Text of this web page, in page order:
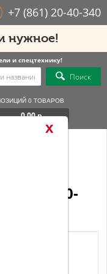
+7 (861) 20-40-340
нужное!
и спецтехнику!
Поиск
0 ТОВАРОВ
0.00 р.
00208E
530-
x